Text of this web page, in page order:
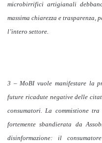
microbirrifici artigianali
massima chiarezza e trasparenza,
l’intero settore.
3 – MoBI vuole manifestare la
future ricadute negative delle
consumatori. La commistione
fortemente sbandierata da
disinformazione: il